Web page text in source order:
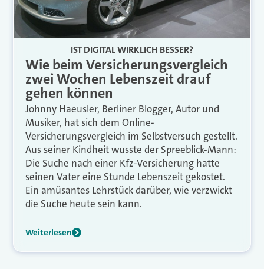
IST DIGITAL WIRKLICH BESSER?
Wie beim Versicherungsvergleich
zwei Wochen Lebenszeit drauf
gehen können
Johnny Haeusler, Berliner Blogger, Autor und
Musiker, hat sich dem Online-
Versicherungsvergleich im Selbstversuch gestellt.
Aus seiner Kindheit wusste der Spreeblick-Mann:
Die Suche nach einer Kfz-Versicherung hatte
seinen Vater eine Stunde Lebenszeit gekostet.
Ein amüsantes Lehrstück darüber, wie verzwickt
die Suche heute sein kann.
Weiterlesen